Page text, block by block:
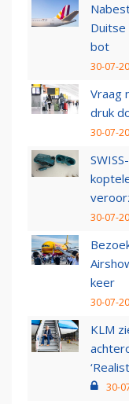
Duitse
bot
30-07-
Vraag
druk
30-07-
30-07-
keer
30-07-
KLM
30-